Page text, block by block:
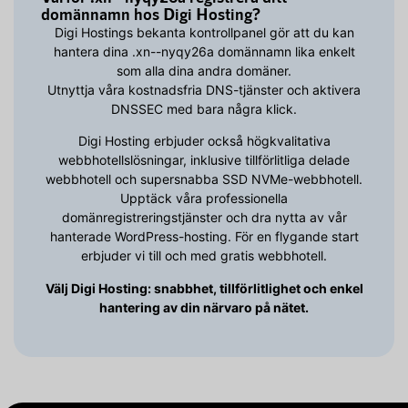
domännamn hos Digi Hosting?
Digi Hostings bekanta kontrollpanel gör att du kan
hantera dina .xn--nyqy26a domännamn lika enkelt
som alla dina andra domäner.
Utnyttja våra kostnadsfria DNS-tjänster och aktivera
DNSSEC med bara några klick.
Digi Hosting erbjuder också högkvalitativa
webbhotellslösningar, inklusive tillförlitliga delade
webbhotell och supersnabba SSD NVMe-webbhotell.
Upptäck våra professionella
domänregistreringstjänster och dra nytta av vår
hanterade WordPress-hosting. För en flygande start
erbjuder vi till och med gratis webbhotell.
Välj Digi Hosting: snabbhet, tillförlitlighet och enkel
hantering av din närvaro på nätet.